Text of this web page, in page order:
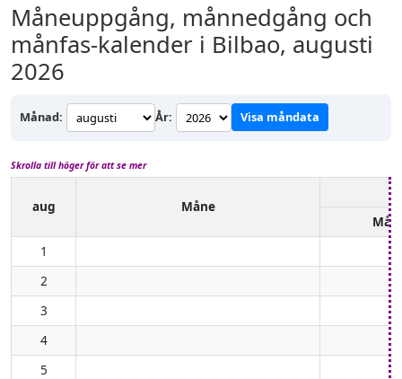
Måneuppgång, månnedgång och
månfas-kalender i Bilbao, augusti
2026
Månad: År: Visa måndata
Skrolla till höger för att se mer
aug
Måne
1
2
3
4
5